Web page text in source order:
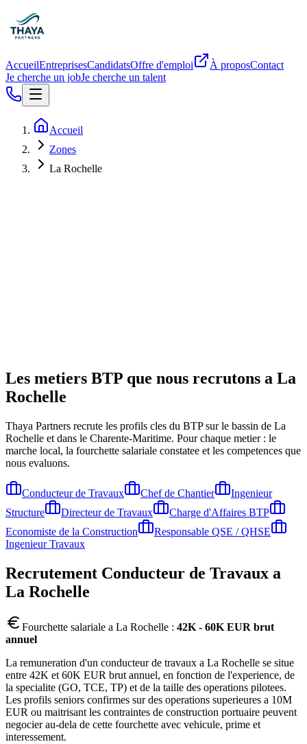
AccueilEntreprisesCandidatsOffre d'emploi À proposContact
Je cherche un jobJe cherche un talent
Accueil
Zones
La Rochelle
Les metiers BTP que nous recrutons a La
Rochelle
Thaya Partners recrute les profils cles du BTP sur le bassin de La
Rochelle et dans le Charente-Maritime. Pour chaque metier : le
marche local, la fourchette salariale constatee et les competences que
nous evaluons.
Conducteur de Travaux Chef de Chantier
Ingenieur
Structure
Directeur de Travaux
Charge d'Affaires BTP
Economiste de la Construction
Responsable QSE / QHSE
Ingenieur Travaux
Recrutement Conducteur de Travaux a
La Rochelle
Fourchette salariale a La Rochelle : 42K - 60K EUR brut
annuel
La remuneration d'un conducteur de travaux a La Rochelle se situe
entre 42K et 60K EUR brut annuel, en fonction de l'experience, de
la specialite (GO, TCE, TP) et de la taille des operations pilotees.
Les profils seniors confirmes sur des operations superieures a 10M
EUR ou maitrisant les contraintes de construction portuaire peuvent
negocier au-dela de cette fourchette avec vehicule, prime et
interessement.